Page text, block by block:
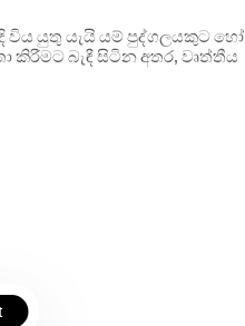
යුතු යැයි යම් පුද්ගලයකුට හෝ
කිරීමට බැඳී සිටින අතර, වෘත්තීය